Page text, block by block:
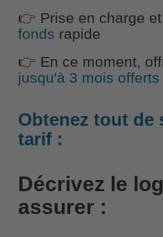
👉 Prise en charge et
fonds rapide
👉 En ce moment,
jusqu'à 3 mois offerts
Obtenez tout de
tarif :
Décrivez le
assurer :